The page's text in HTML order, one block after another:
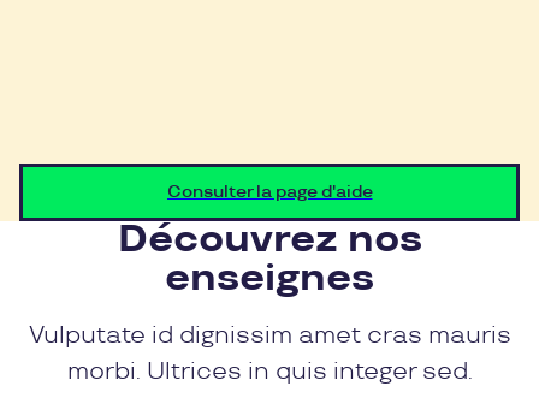
Consulter la page d'aide
Découvrez nos
enseignes
Vulputate id dignissim amet cras mauris
morbi. Ultrices in quis integer sed.